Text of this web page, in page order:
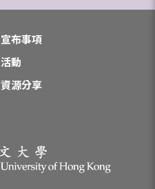
宣布事項
活動
資源分享